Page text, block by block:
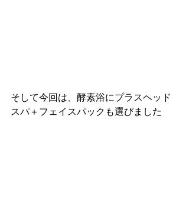
そして今回は、酵素浴にプラスヘッド
スパ＋フェイスパックも選びました